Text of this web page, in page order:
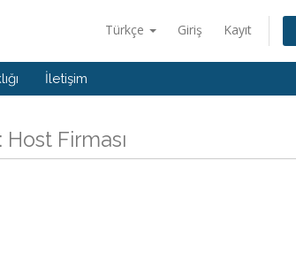
Türkçe Giriş Kayıt
İletişim
Host Firması